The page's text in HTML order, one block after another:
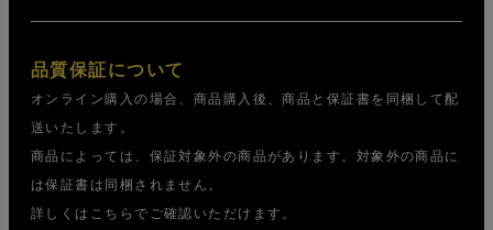
品質保証について
オンライン購入の場合、商品購入後、商品と保証書を同梱して配
送いたします。
商品によっては、保証対象外の商品があります。対象外の商品に
は保証書は同梱されません。
詳しくはこちらでご確認いただけます。